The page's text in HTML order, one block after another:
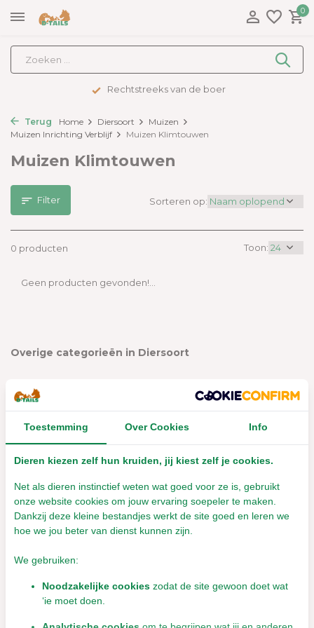
0
Rechtstreeks van de boer
Terug Home Diersoort
Muizen
Muizen Inrichting Verblijf
Muizen Klimtouwen
Muizen Klimtouwen
Filter
0 producten Toon:
Sorteren op:
Geen producten gevonden!...
Overige categorieën in Diersoort
Toestemming Over Cookies Info
Dieren kiezen zelf hun kruiden, jij kiest zelf je cookies.
Net als dieren instinctief weten wat goed voor ze is, gebruikt
onze website cookies om jouw ervaring soepeler te maken.
Dankzij deze kleine bestandjes werkt de site goed en leren we
hoe we jou beter van dienst kunnen zijn.
We gebruiken:
Noodzakelijke cookies zodat de site gewoon doet wat
‘ie moet doen.